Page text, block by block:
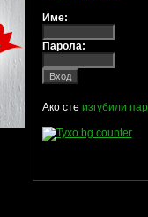
Име:
Парола:
Ако сте изгубили